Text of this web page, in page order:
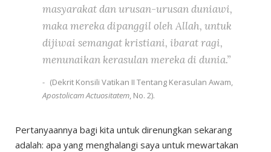
masyarakat dan urusan-urusan duniawi,
maka mereka dipanggil oleh Allah, untuk
dijiwai semangat kristiani, ibarat ragi,
menunaikan kerasulan mereka di dunia.”
(Dekrit Konsili Vatikan II Tentang Kerasulan Awam,
Apostolicam Actuositatem, No. 2).
Pertanyaannya bagi kita untuk direnungkan sekarang
adalah: apa yang menghalangi saya untuk mewartakan